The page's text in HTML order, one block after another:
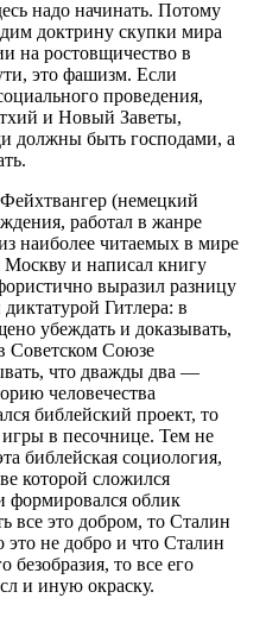
надо начинать. Потому
доктрину скупки мира
на ростовщичество в
это фашизм. Если
проведения,
и Новый Заветы,
должны быть господами, а
(немецкий
работал в жанре
наиболее читаемых в мире
Москву и написал книгу
выразил разницу
Гитлера: в
убеждать и доказывать,
Советском Союзе
что дважды два —
человечества
библейский проект, то
в песочнице. Тем не
библейская социология,
которой сложился
формировался облик
все это добром, то Сталин
это не добро и что Сталин
безобразия, то все его
и иную окраску.